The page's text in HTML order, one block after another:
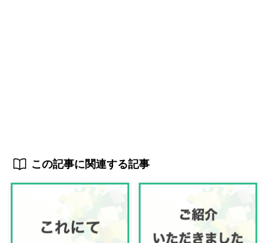
この記事に関連する記事